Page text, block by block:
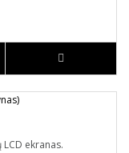
ekranas.